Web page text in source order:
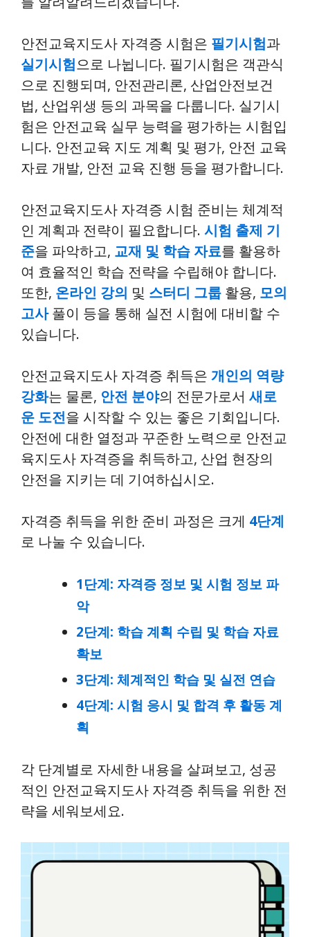
안전교육지도사 자격증 시험은 필기시험과
실기시험으로 나뉩니다. 필기시험은 객관식
으로 진행되며, 안전관리론, 산업안전보건
법, 산업위생 등의 과목을 다룹니다. 실기시
험은 안전교육 실무 능력을 평가하는 시험입
니다. 안전교육 지도 계획 및 평가, 안전 교육
자료 개발, 안전 교육 진행 등을 평가합니다.
안전교육지도사 자격증 시험 준비는 체계적
인 계획과 전략이 필요합니다. 시험 출제 기
준을 파악하고, 교재 및 학습 자료를 활용하
여 효율적인 학습 전략을 수립해야 합니다.
또한, 온라인 강의 및 스터디 그룹 활용, 모의
고사풀이 등을 통해 실전 시험에 대비할 수
있습니다.
안전교육지도사 자격증 취득은 개인의 역량
강화는 물론, 안전 분야의 전문가로서 새로
운 도전을 시작할 수 있는 좋은 기회입니다.
안전에 대한 열정과 꾸준한 노력으로 안전교
육지도사 자격증을 취득하고, 산업 현장의
안전을 지키는 데 기여하십시오.
자격증 취득을 위한 준비 과정은 크게 4단계
로 나눌 수 있습니다.
1단계: 자격증 정보 및 시험 정보 파
악
2단계: 학습 계획 수립 및 학습 자료
확보
3단계: 체계적인 학습 및 실전 연습
4단계: 시험 응시 및 합격 후 활동 계
획
각 단계별로 자세한 내용을 살펴보고, 성공
적인 안전교육지도사 자격증 취득을 위한 전
략을 세워보세요.